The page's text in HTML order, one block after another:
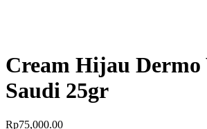
Cream Hijau Dermo
Saudi 25gr
Rp75,000.00